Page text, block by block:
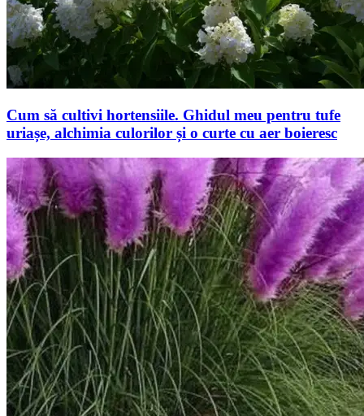
Cum să cultivi hortensiile. Ghidul meu pentru tufe
uriașe, alchimia culorilor și o curte cu aer boieresc